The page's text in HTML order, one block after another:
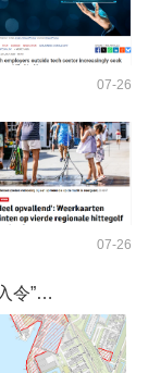
07-26
07-26
令”…